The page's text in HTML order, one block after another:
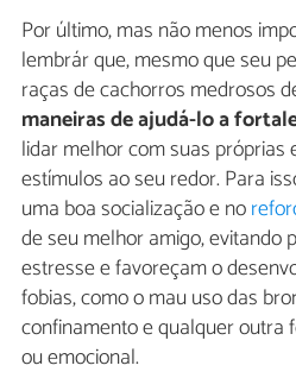
Por último, mas não menos
lembrár que, mesmo que seu
raças de cachorros medrosos
maneiras de ajudá-lo a
lidar melhor com suas próprias
estímulos ao seu redor. Para
uma boa socialização e no
de seu melhor amigo, evitando
estresse e favoreçam o
fobias, como o mau uso das
confinamento e qualquer outra
ou emocional.